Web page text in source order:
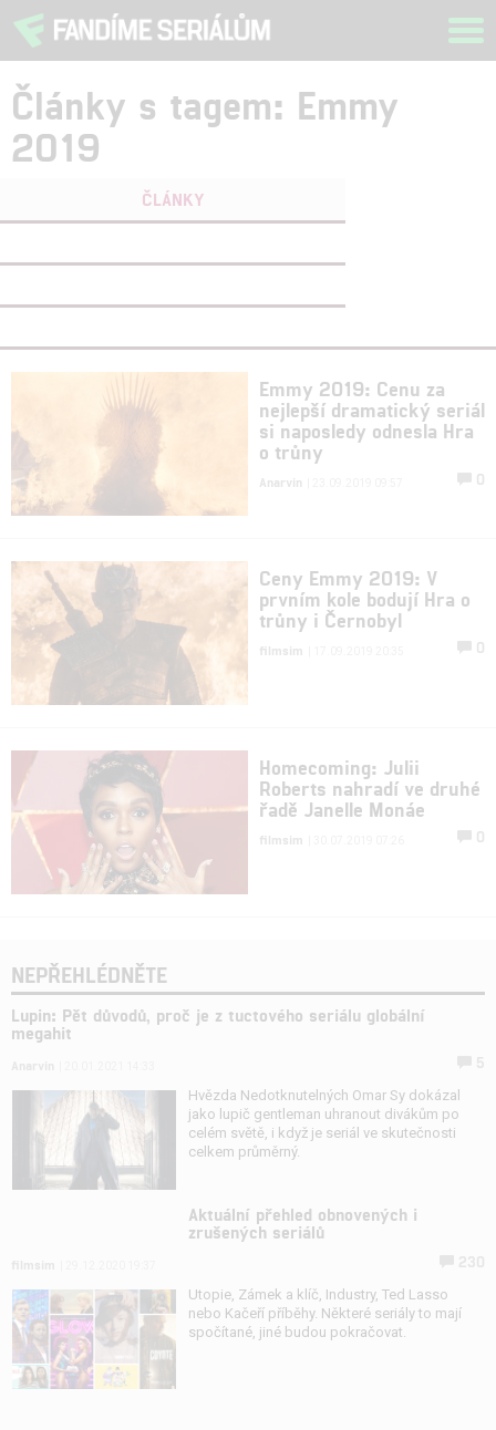
Články s tagem: Emmy
2019
ČLÁNKY
Emmy 2019: Cenu za
nejlepší dramatický seriál
si naposledy odnesla Hra
o trůny
Anarvin 0
Ceny Emmy 2019: V
prvním kole bodují Hra o
trůny i Černobyl
filmsim 0
Homecoming: Julii
Roberts nahradí ve druhé
řadě Janelle Monáe
filmsim 0
NEPŘEHLÉDNĚTE
Lupin: Pět důvodů, proč je z tuctového seriálu globální
megahit
Hvězda Nedotknutelných Omar Sy dokázal
jako lupič gentleman uhranout divákům po
celém světě, i když je seriál ve skutečnosti
celkem průměrný.
Aktuální přehled obnovených i
zrušených seriálů
Utopie, Zámek a klíč, Industry, Ted Lasso
nebo Kačeří příběhy. Některé seriály to mají
spočítané, jiné budou pokračovat.